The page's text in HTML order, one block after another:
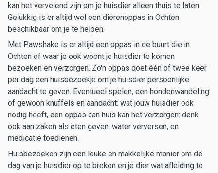
kan het vervelend zijn om je huisdier alleen thuis te laten.
Gelukkig is er altijd wel een dierenoppas in Ochten
beschikbaar om je te helpen.
Met Pawshake is er altijd een oppas in de buurt die in
Ochten of waar je ook woont je huisdier te komen
bezoeken en verzorgen. Zo'n oppas doet één of twee keer
per dag een huisbezoekje om je huisdier persoonlijke
aandacht te geven. Eventueel spelen, een hondenwandeling
of gewoon knuffels en aandacht: wat jouw huisdier ook
nodig heeft, een oppas aan huis kan het verzorgen: denk
ook aan zaken als eten geven, water verversen, en
medicatie toedienen.
Huisbezoeken zijn een leuke en makkelijke manier om de
dag van je huisdier op te breken en je dier wat afleiding te